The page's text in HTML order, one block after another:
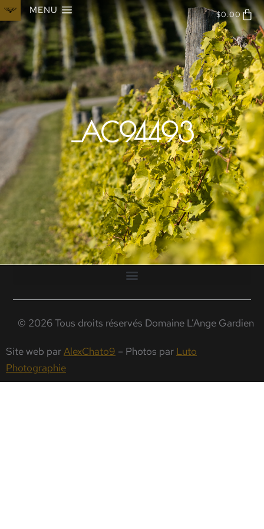
MENU $0.00
_AC94493
© 2026 Tous droits réservés Domaine L’Ange Gardien
Site web parAlexChato9 – Photos par Luto
Photographie